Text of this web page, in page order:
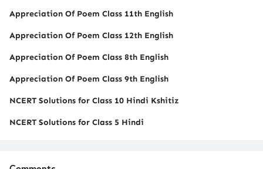
Appreciation Of Poem Class 11th English
Appreciation Of Poem Class 12th English
Appreciation Of Poem Class 8th English
Appreciation Of Poem Class 9th English
NCERT Solutions for Class 10 Hindi Kshitiz
NCERT Solutions for Class 5 Hindi